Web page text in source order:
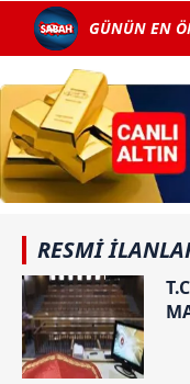
GÜNÜN EN
RESMİ